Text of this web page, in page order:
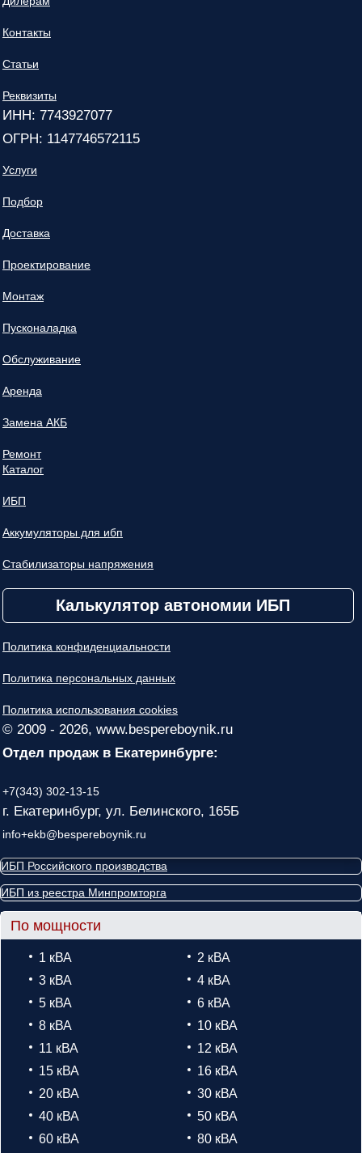
Контакты
Статьи
Реквизиты
ИНН: 7743927077
ОГРН: 1147746572115
Услуги
Подбор
Доставка
Проектирование
Монтаж
Пусконаладка
Обслуживание
Аренда
Замена АКБ
Ремонт
Каталог
ИБП
Аккумуляторы для ибп
Стабилизаторы напряжения
Калькулятор автономии ИБП
Политика конфиденциальности
Политика персональных данных
Политика использования cookies
© 2009 - 2026, www.bespereboynik.ru
Отдел продаж в Екатеринбурге:
+7(343) 302-13-15
г. Екатеринбург, ул. Белинского, 165Б
info+ekb@bespereboynik.ru
ИБП Российского производства
ИБП из реестра Минпромторга
По мощности
1 кВА
2 кВА
3 кВА
4 кВА
5 кВА
6 кВА
8 кВА
10 кВА
11 кВА
12 кВА
15 кВА
16 кВА
20 кВА
30 кВА
40 кВА
50 кВА
60 кВА
80 кВА